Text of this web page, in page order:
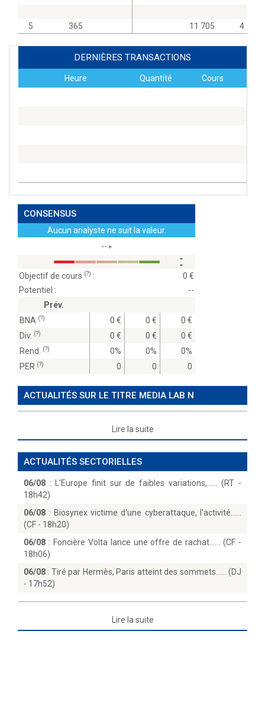
5 365 11 705 4
DERNIÈRES TRANSACTIONS
Heure Quantité Cours
CONSENSUS
Aucun analyste ne suit la valeur.
--
Objectif de cours (?) :
0
Potentiel :
--
Prév.
BNA (?) 0 0
0
Div. (?) 0 0
0
Rend.
(?) 0% 0%
0%
PER (?) 0 0 0
ACTUALITÉS SUR LE TITRE MEDIA LAB N
Lire la suite
ACTUALITÉS SECTORIELLES
06/08 :
L'Europe finit sur de faibles variations,...… (RT -
18h42)
06/08 : Biosynex victime d'une cyberattaque, l'activité...
(CF - 18h20)
06/08 : Foncière Volta lance une offre de rachat...… (CF -
18h06)
06/08 : Tiré par Hermès, Paris atteint des sommets...… (DJ
- 17h52)
Lire la suite